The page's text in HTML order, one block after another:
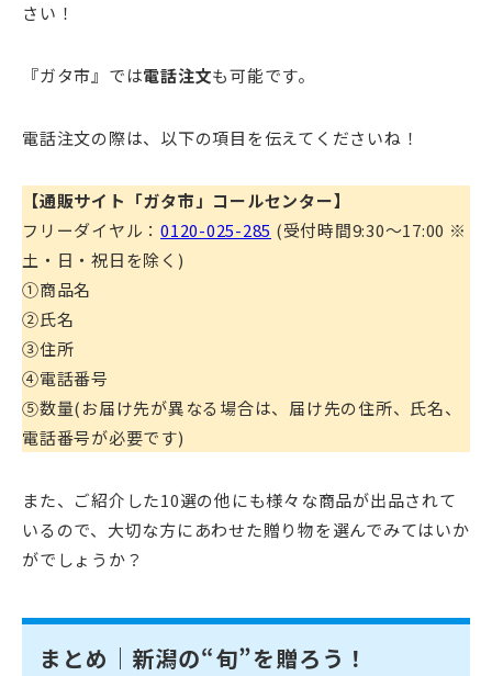
さい！
『ガタ市』では電話注文も可能です。
電話注文の際は、以下の項目を伝えてくださいね！
【通販サイト「ガタ市」コールセンター】
フリーダイヤル： 0120-025-285 (受付時間9:30～17:00 ※
土・日・祝日を除く)
①商品名
②氏名
③住所
④電話番号
⑤数量(お届け先が異なる場合は、届け先の住所、氏名、
電話番号が必要です)
また、ご紹介した10選の他にも様々な商品が出品されて
いるので、大切な方にあわせた贈り物を選んでみてはいか
がでしょうか？
まとめ｜新潟の“旬”を贈ろう！